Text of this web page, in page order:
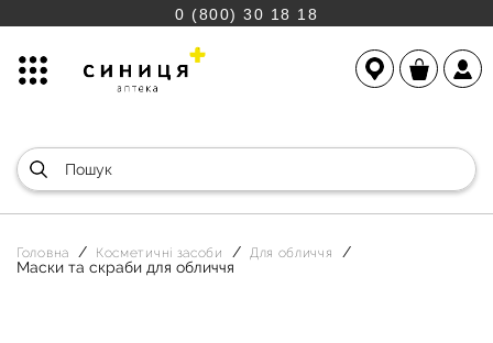
0 (800) 30 18 18
Головна Косметичні засоби Для обличчя
Маски та скраби для обличчя